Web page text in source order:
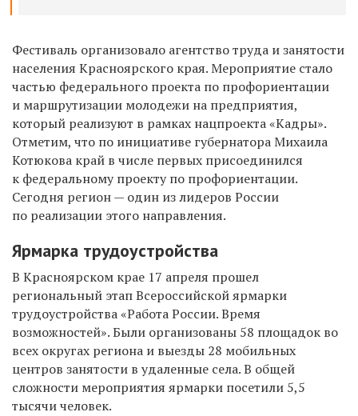
Фестиваль организовало агентство труда и занятости
населения Красноярского края. Мероприятие стало
частью федерального проекта по профориентации
и маршрутизации молодежи на предприятия,
который реализуют в рамках нацпроекта «Кадры».
Отметим, что по инициативе губернатора Михаила
Котюкова край в числе первых присоединился
к федеральному проекту по профориентации.
Сегодня регион — один из лидеров России
по реализации этого направления.
Ярмарка трудоустройства
В Красноярском крае 17 апреля прошел
региональный этап Всероссийской ярмарки
трудоустройства «Работа России. Время
возможностей». Были организованы 58 площадок во
всех округах региона и выезды 28 мобильных
центров занятости в удаленные села. В общей
сложности мероприятия ярмарки посетили 5,5
тысячи человек.